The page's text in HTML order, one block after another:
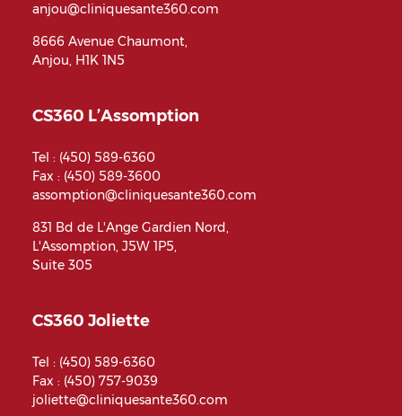
anjou@cliniquesante360.com
8666 Avenue Chaumont,
Anjou, H1K 1N5
CS360 L’Assomption
Tel : (450) 589-6360
Fax : (450) 589-3600
assomption@cliniquesante360.com
831 Bd de L'Ange Gardien Nord,
L'Assomption, J5W 1P5,
Suite 305
CS360 Joliette
Tel : (450) 589-6360
Fax : (450) 757-9039
joliette@cliniquesante360.com